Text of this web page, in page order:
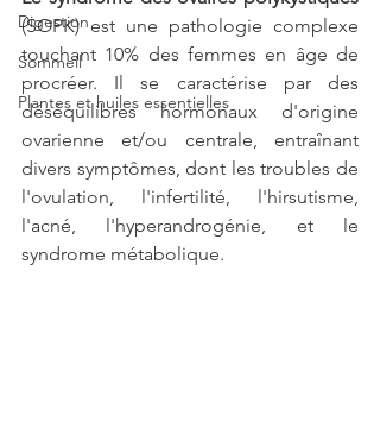
Digestion
Sommeil
Plantes et huiles essentielles
(SOPK) est une pathologie complexe
touchant 10% des femmes en âge de
procréer. Il se caractérise par des
déséquilibres hormonaux d'origine
ovarienne et/ou centrale, entraînant
divers symptômes, dont les troubles de
l'ovulation, l'infertilité, l'hirsutisme,
l'acné, l'hyperandrogénie, et le
syndrome métabolique.